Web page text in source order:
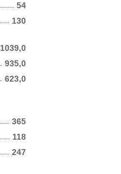
130
54
1039,0
935,0
623,0
365
247
118